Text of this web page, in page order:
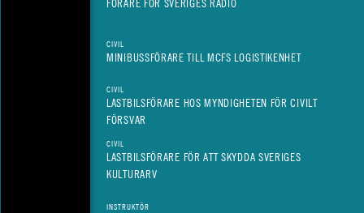
CIVIL
MINIBUSSFÖRARE TILL MCFS LOGISTIKENHET
CIVIL
LASTBILSFÖRARE HOS MYNDIGHETEN FÖR CIVILT
FÖRSVAR
CIVIL
LASTBILSFÖRARE FÖR ATT SKYDDA SVERIGES
KULTURARV
INSTRUKTÖR